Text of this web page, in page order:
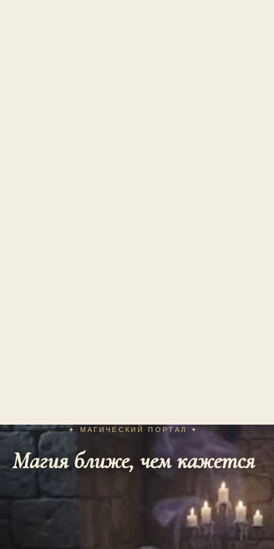
✦ МАГИЧЕСКИЙ ПОРТАЛ ✦
Магия ближе, чем кажется